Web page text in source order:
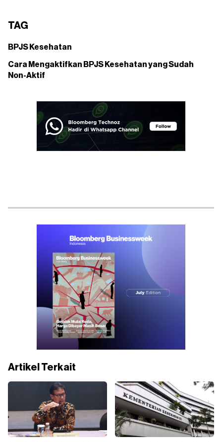
TAG
BPJS Kesehatan
Cara Mengaktifkan BPJS Kesehatan yang Sudah
Non-Aktif
Artikel Terkait